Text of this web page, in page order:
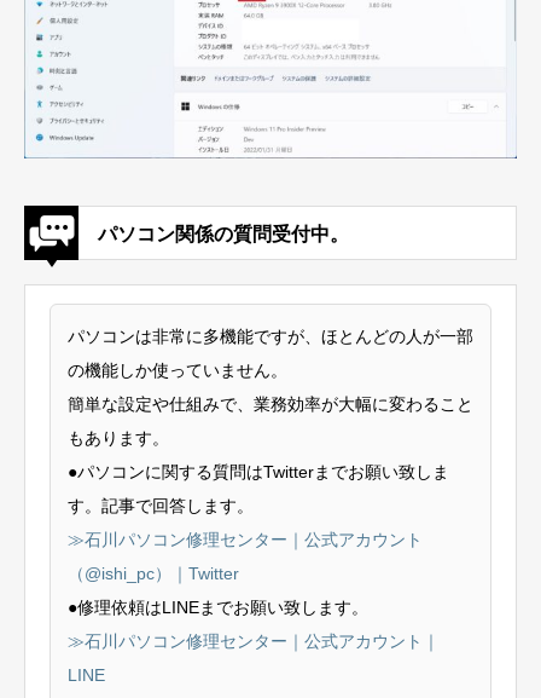
パソコン関係の質問受付中。
パソコンは非常に多機能ですが、ほとんどの人が一部
の機能しか使っていません。
簡単な設定や仕組みで、業務効率が大幅に変わること
もあります。
●パソコンに関する質問はTwitterまでお願い致しま
す。記事で回答します。
≫石川パソコン修理センター｜公式アカウント
（@ishi_pc）｜Twitter
●修理依頼はLINEまでお願い致します。
≫石川パソコン修理センター｜公式アカウント｜
LINE